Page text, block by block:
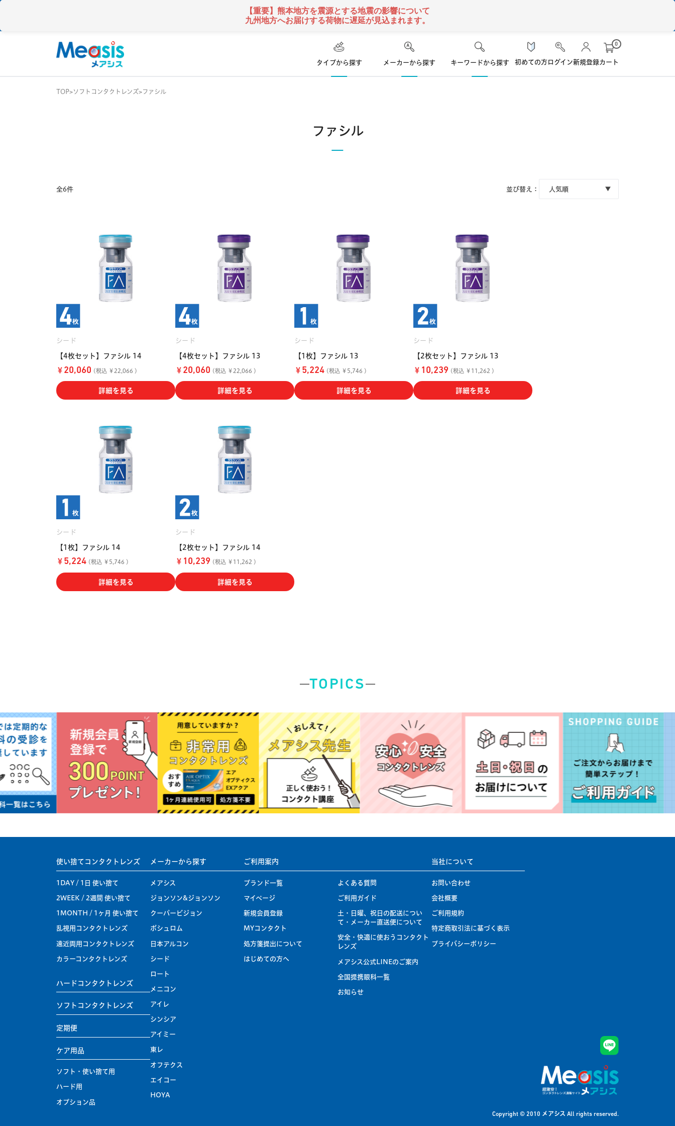
【重要】熊本地方を震源とする地震の影響について
九州地方へお届けする荷物に遅延が見込まれます。
タイプから探す メーカーから探す キーワードから探す 初めての方ログイン新規登録カート
0
乱視用コンタクトレンズ ソフト
ボシュロム
TOP ソフトコンタクトレンズ ファシル
ファシル
全6件 並び替え：
シード
【4枚セット】ファシル 14
￥ 20,060 (税込 ￥22,066 )
詳細を見る
シード
【4枚セット】ファシル 13
￥ 20,060 (税込 ￥22,066 )
詳細を見る
シード
【1枚】ファシル 13
￥ 5,224 (税込 ￥5,746 )
詳細を見る
シード
【2枚セット】ファシル 13
￥ 10,239 (税込 ￥11,262 )
詳細を見る
シード
【1枚】ファシル 14
￥ 5,224 (税込 ￥5,746 )
詳細を見る
シード
【2枚セット】ファシル 14
￥ 10,239 (税込 ￥11,262 )
詳細を見る
TOPICS
使い捨てコンタクトレンズ
1DAY / 1日 使い捨て
2WEEK / 2週間 使い捨て
1MONTH / 1ヶ月 使い捨て
乱視用コンタクトレンズ
遠近両用コンタクトレンズ
カラーコンタクトレンズ
ハードコンタクトレンズ
ソフトコンタクトレンズ
定期便
ケア用品
ソフト・使い捨て用
ハード用
オプション品
メーカーから探す
メアシス
ジョンソン&ジョンソン
クーパービジョン
ボシュロム
日本アルコン
シード
ロート
メニコン
アイレ
シンシア
アイミー
東レ
オフテクス
エイコー
HOYA
ご利用案内
ブランド一覧
マイページ
新規会員登録
MYコンタクト
処方箋提出について
はじめての方へ
よくある質問
ご利用ガイド
土・日曜、祝日の配送につい
て・メーカー直送便について
安全・快適に使おうコンタクト
レンズ
メアシス公式LINEのご案内
全国提携眼科一覧
お知らせ
当社について
お問い合わせ
会社概要
ご利用規約
特定商取引法に基づく表示
プライバシーポリシー
Copyright © 2010 メアシス All rights reserved.